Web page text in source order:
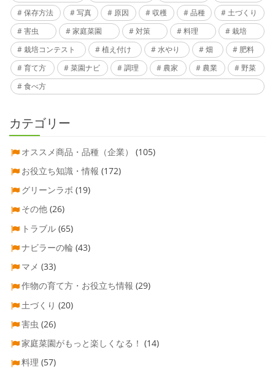
保存方法
写真 原因 収穫 品種
土づくり
害虫
家庭菜園 対策 料理
栽培
栽培コンテスト
植え付け 水やり 畑
肥料
育て方
菜園ナビ 調理 農家 農業
野菜
食べ方
カテゴリー
オススメ商品・品種（企業）
(105)
お役立ち知識・情報 (172)
グリーンラボ (19)
その他 (26)
トラブル (65)
ナビラーの輪 (43)
マメ (33)
作物の育て方・お役立ち情報 (29)
土づくり (20)
害虫 (26)
家庭菜園がもっと楽しくなる！ (14)
料理 (57)